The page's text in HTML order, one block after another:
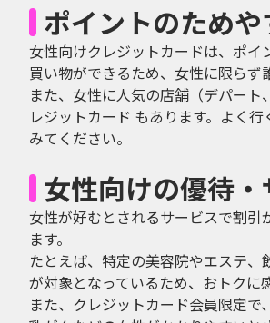
ポイントのためや
女性向けクレジットカードは、ポ
買い物ができるため、女性に限らず
また、女性に人気の店舗（デパー
レジットカード もあります。よく
みてください。
女性向けの優待
女性が好むとされるサービスで割引
ます。
たとえば、特定の美容院やエステ
が対象となっているため、おトクに
また、クレジットカード会員限定